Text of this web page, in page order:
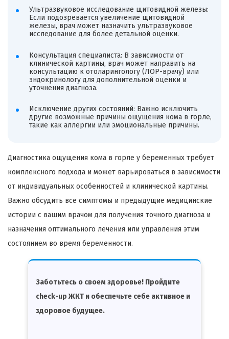
Ультразвуковое исследование щитовидной железы:
Если подозревается увеличение щитовидной
железы, врач может назначить ультразвуковое
исследование для более детальной оценки.
Консультация специалиста: В зависимости от
клинической картины, врач может направить на
консультацию к отоларингологу (ЛОР-врачу) или
эндокринологу для дополнительной оценки и
уточнения диагноза.
Исключение других состояний: Важно исключить
другие возможные причины ощущения кома в горле,
такие как аллергии или эмоциональные причины.
Диагностика ощущения кома в горле у беременных требует
комплексного подхода и может варьироваться в зависимости
от индивидуальных особенностей и клинической картины.
Важно обсудить все симптомы и предыдущие медицинские
истории с вашим врачом для получения точного диагноза и
назначения оптимального лечения или управления этим
состоянием во время беременности.
Заботьтесь о своем здоровье! Пройдите
check-up ЖКТ и обеспечьте себе активное и
здоровое будущее.